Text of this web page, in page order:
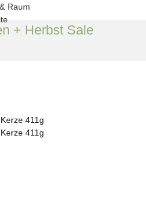
+ Herbst Sale